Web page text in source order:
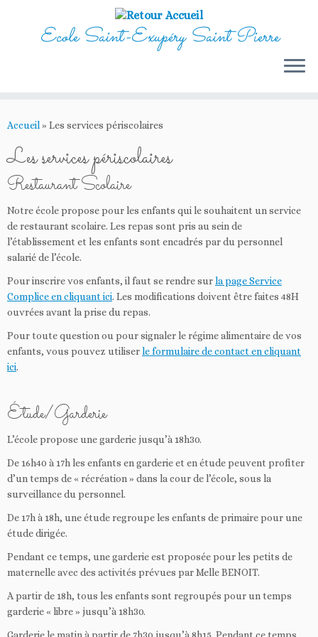
au
Ecole Saint-Exupéry Saint Pierre
Accueil » Les services périscolaires
Les services périscolaires
Restaurant Scolaire
Notre école propose pour les enfants qui le souhaitent un service
de restaurant scolaire. Les repas sont pris au sein de
l’établissement et les enfants sont encadrés par du personnel
salarié de l’école.
Pour inscrire vos enfants, il faut se rendre surla page Service
Complice en cliquant ici. Les modifications doivent être faites 48H
ouvrées avant la prise du repas.
Pour toute question ou pour signaler le régime alimentaire de vos
enfants, vous pouvez utiliserle formulaire de contact en cliquant
ici.
Étude/Garderie
L’école propose une garderie jusqu’à 18h30.
De 16h40 à 17h les enfants en garderie et en étude peuvent profiter
d’un temps de « récréation » dans la cour de l’école, sous la
surveillance du personnel.
De 17h à 18h, une étude regroupe les enfants de primaire pour une
étude dirigée.
Pendant ce temps, une garderie est proposée pour les petits de
maternelle avec des activités prévues par Melle BENOIT.
A partir de 18h, tous les enfants sont regroupés pour un temps
garderie « libre » jusqu’à 18h30.